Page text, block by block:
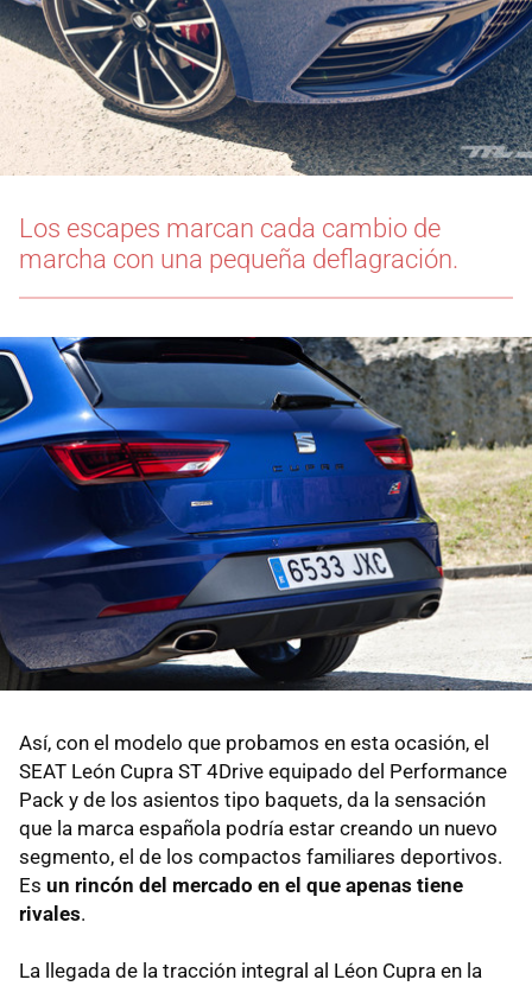
Los escapes marcan cada cambio de
marcha con una pequeña deflagración.
Así, con el modelo que probamos en esta ocasión, el
SEAT León Cupra ST 4Drive equipado del Performance
Pack y de los asientos tipo baquets, da la sensación
que la marca española podría estar creando un nuevo
segmento, el de los compactos familiares deportivos.
Es un rincón del mercado en el que apenas tiene
rivales.
La llegada de la tracción integral al Léon Cupra en la